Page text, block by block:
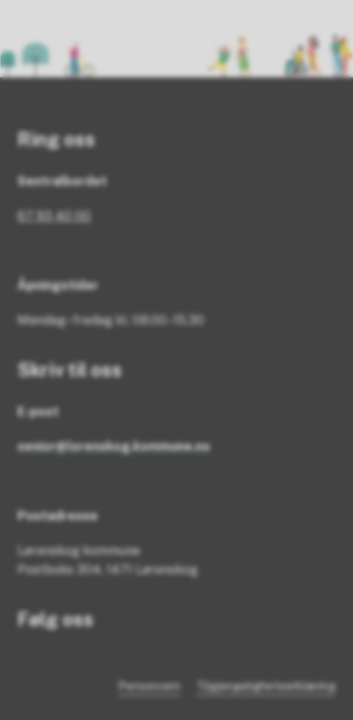
Ring oss
Sentralbordet
67 93 40 00
Åpningstider
Mandag–fredag kl. 08.00–15.30
Skriv til oss
E-post
senior@lorenskog.kommune.no
Postadresse
Lørenskog kommune
Postboks 304, 1471 Lørenskog
Følg oss
Personvern Tilgjengelighetserklæring